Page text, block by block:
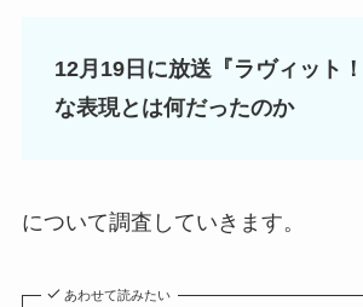
12月19日に放送『ラヴィット
な表現とは何だったのか
について調査していきます。
あわせて読みたい